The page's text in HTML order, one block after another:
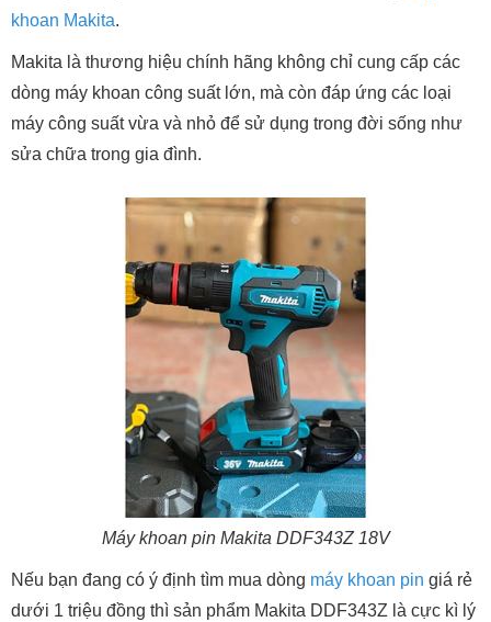
khoan Makita.
Makita là thương hiệu chính hãng không chỉ cung cấp các
dòng máy khoan công suất lớn, mà còn đáp ứng các loại
máy công suất vừa và nhỏ để sử dụng trong đời sống như
sửa chữa trong gia đình.
Máy khoan pin Makita DDF343Z 18V
Nếu bạn đang có ý định tìm mua dòng máy khoan pin giá rẻ
dưới 1 triệu đồng thì sản phẩm Makita DDF343Z là cực kì lý